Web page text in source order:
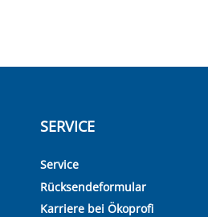
SERVICE
Service
Rücksendeformular
Karriere bei Ökoprofi